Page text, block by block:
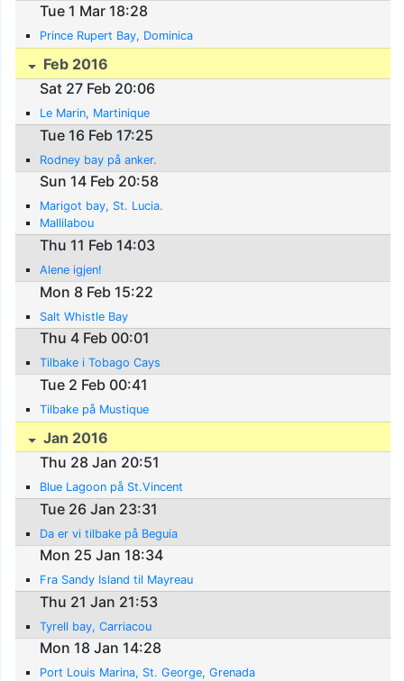
Tue 1 Mar 18:28
Prince Rupert Bay, Dominica
Feb 2016
Sat 27 Feb 20:06
Le Marin, Martinique
Tue 16 Feb 17:25
Rodney bay på anker.
Sun 14 Feb 20:58
Marigot bay, St. Lucia.
Mallilabou
Thu 11 Feb 14:03
Alene igjen!
Mon 8 Feb 15:22
Salt Whistle Bay
Thu 4 Feb 00:01
Tilbake i Tobago Cays
Tue 2 Feb 00:41
Tilbake på Mustique
Jan 2016
Thu 28 Jan 20:51
Blue Lagoon på St.Vincent
Tue 26 Jan 23:31
Da er vi tilbake på Beguia
Mon 25 Jan 18:34
Fra Sandy Island til Mayreau
Thu 21 Jan 21:53
Tyrell bay, Carriacou
Mon 18 Jan 14:28
Port Louis Marina, St. George, Grenada